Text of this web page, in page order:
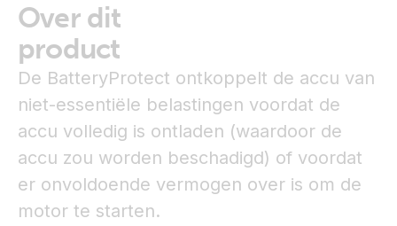
Over dit
product
De BatteryProtect ontkoppelt de accu van
niet-essentiële belastingen voordat de
accu volledig is ontladen (waardoor de
accu zou worden beschadigd) of voordat
er onvoldoende vermogen over is om de
motor te starten.